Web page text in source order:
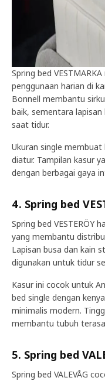
Spring bed
penggunaan harian di
Bonnell membantu
baik, sementara
saat tidur.
Ukuran single
diatur. Tampilan kasur
dengan berbagai gaya
4. Spring bed
Spring bed VESTERÖY
yang membantu
Lapisan busa dan kain
digunakan untuk tidur
Kasur ini cocok untuk
bed single dengan
minimalis modern.
membantu tubuh
5. Spring bed
Spring bed VALEVÅG